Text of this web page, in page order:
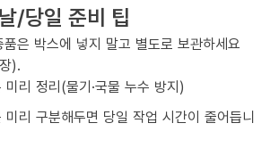
/당일 준비 팁
품은 박스에 넣지 말고 별도로 보관하세요
).
미리 정리(물기·국물 누수 방지)
미리 구분해두면 당일 작업 시간이 줄어듭니